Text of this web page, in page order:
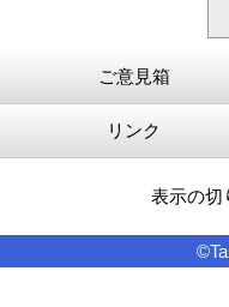
ご意見箱
リンク
表示の切